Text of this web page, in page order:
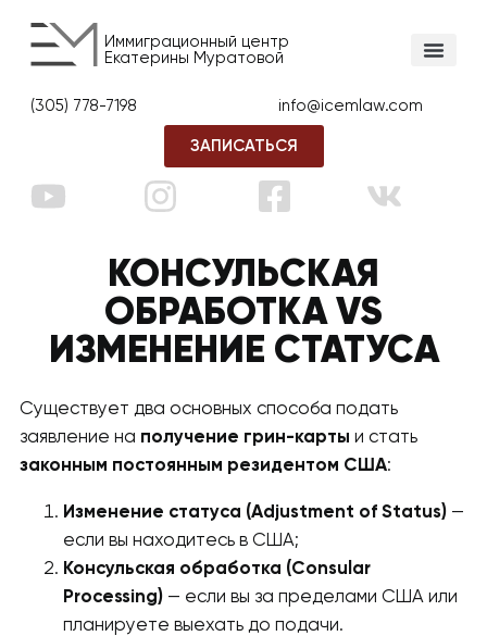
Иммиграционный центр
Екатерины Муратовой
(305) 778-7198 info@icemlaw.com
ЗАПИСАТЬСЯ
КОНСУЛЬСКАЯ
ОБРАБОТКА VS
ИЗМЕНЕНИЕ СТАТУСА
Существует два основных способа подать
заявление на получение грин-карты и стать
законным постоянным резидентом США:
Изменение статуса (Adjustment of Status) —
если вы находитесь в США;
Консульская обработка (Consular
Processing) — если вы за пределами США или
планируете выехать до подачи.